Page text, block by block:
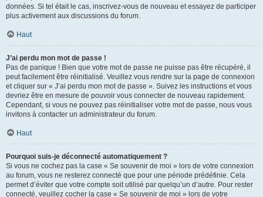
données. Si tel était le cas, inscrivez-vous de nouveau et essayez de participer
plus activement aux discussions du forum.
Haut
J’ai perdu mon mot de passe !
Pas de panique ! Bien que votre mot de passe ne puisse pas être récupéré, il
peut facilement être réinitialisé. Veuillez vous rendre sur la page de connexion
et cliquer sur « J’ai perdu mon mot de passe ». Suivez les instructions et vous
devriez être en mesure de pouvoir vous connecter de nouveau rapidement.
Cependant, si vous ne pouvez pas réinitialiser votre mot de passe, nous vous
invitons à contacter un administrateur du forum.
Haut
Pourquoi suis-je déconnecté automatiquement ?
Si vous ne cochez pas la case « Se souvenir de moi » lors de votre connexion
au forum, vous ne resterez connecté que pour une période prédéfinie. Cela
permet d’éviter que votre compte soit utilisé par quelqu’un d’autre. Pour rester
connecté, veuillez cocher la case « Se souvenir de moi » lors de votre